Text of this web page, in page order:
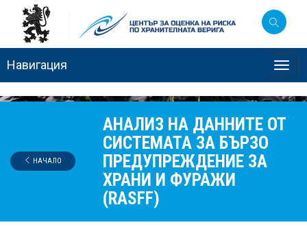
Навигация
АНАЛИЗ НА ДАННИТЕ ОТ
СИСТЕМАТА ЗА БЪРЗО
ПРЕДУПРЕЖДЕНИЕ ЗА
ХРАНИ И ФУРАЖИ
(RASFF)
НАЧАЛО